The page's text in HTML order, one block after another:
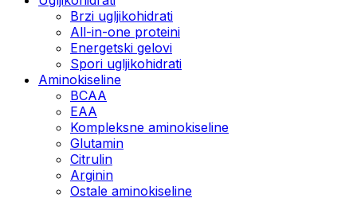
Brzi ugljikohidrati
All-in-one proteini
Energetski gelovi
Spori ugljikohidrati
Aminokiseline
BCAA
EAA
Kompleksne aminokiseline
Glutamin
Citrulin
Arginin
Ostale aminokiseline